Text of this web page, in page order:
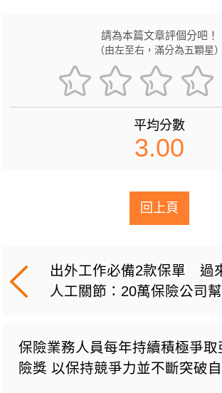
請為本篇文章評個分吧！
（由左至右，滿分為五顆星）
平均分數
3.00
回上頁
出外工作必備2款保單 過
人工關節：20萬保險公司
保險業務人員每年持續積極爭取
險獎 以保持競爭力並不斷突破